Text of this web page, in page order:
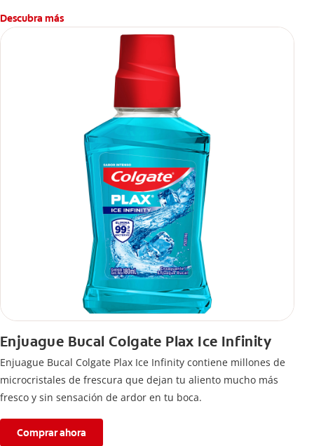
Descubra más
Enjuague Bucal Colgate Plax Ice Infinity
Enjuague Bucal Colgate Plax Ice Infinity contiene millones de
microcristales de frescura que dejan tu aliento mucho más
fresco y sin sensación de ardor en tu boca.
Comprar ahora